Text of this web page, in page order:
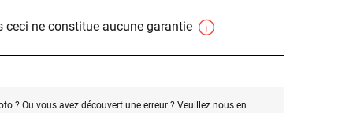
ne constitue aucune garantie
? Ou vous avez découvert une erreur ? Veuillez nous en